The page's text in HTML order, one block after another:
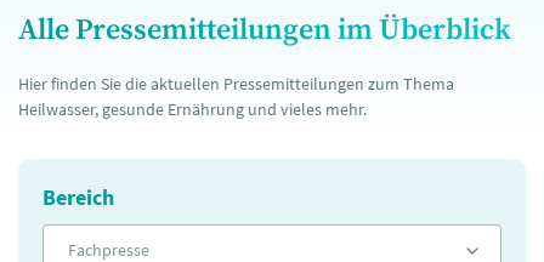
Alle Pressemitteilungen im Überblick
Hier finden Sie die aktuellen Pressemitteilungen zum Thema
Heilwasser, gesunde Ernährung und vieles mehr.
Bereich
Fachpresse